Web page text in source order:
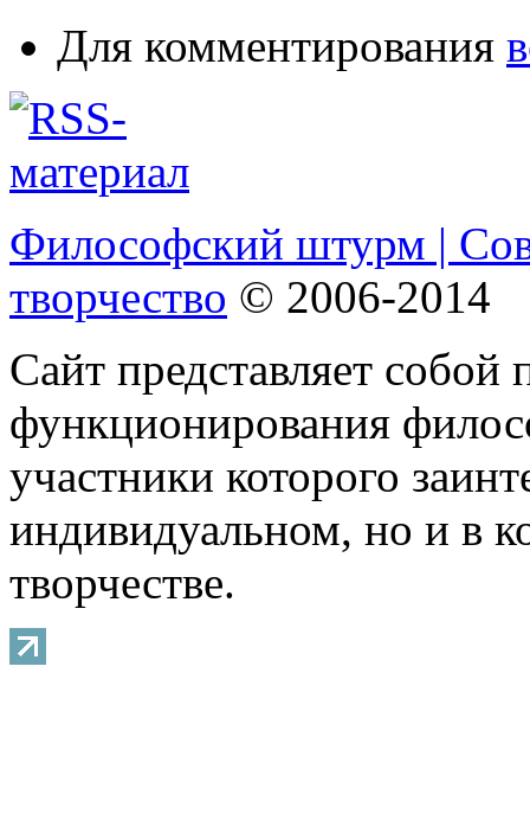
Для комментирования
Философский штурм |
творчество © 2006-2014
Сайт представляет собой
функционирования
участники которого
индивидуальном, но и в
творчестве.